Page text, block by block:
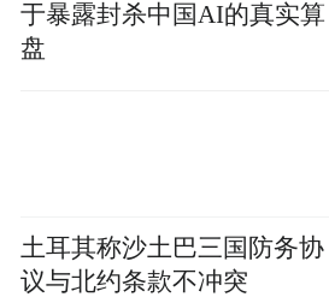
于暴露封杀中国AI的真实算
盘
土耳其称沙土巴三国防务协
议与北约条款不冲突